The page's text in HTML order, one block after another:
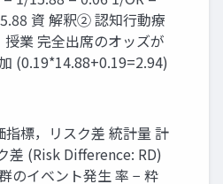
資 解釈② 認知⾏動療
授業 完全出席のオッズが
(0.19*14.88+0.19=2.94)
指標，リスク差 統計量 計
差 (Risk Difference: RD)
のイベント発生 率 − 粋